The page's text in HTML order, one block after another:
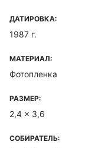
ДАТИРОВКА:
1987 г.
МАТЕРИАЛ:
Фотопленка
РАЗМЕР:
2,4 x 3,6
СОБИРАТЕЛЬ: